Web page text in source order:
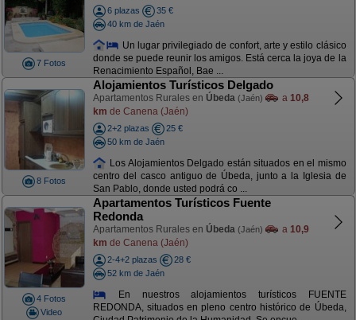
7 Fotos
6 plazas
35 €
40 km de Jaén
Un lugar privilegiado de confort, arte y estilo clásico
donde se puede reunir los amigos. Está cerca la joya de la
Renacimiento Español, Bae ...
8 Fotos
Alojamientos Turísticos Delgado
Apartamentos Rurales en Úbeda (Jaén) a 10,8
km de Canena (Jaén)
2+2 plazas
25 €
50 km de Jaén
Los Alojamientos Delgado están situados en el mismo
centro del casco antiguo de Úbeda, junto a la Iglesia de
San Pablo, donde usted podrá co ...
4 Fotos
Video
Apartamentos Turísticos Fuente
Redonda
Apartamentos Rurales en Úbeda (Jaén) a 10,9
km de Canena (Jaén)
2-4+2 plazas
28 €
52 km de Jaén
En nuestros alojamientos turísticos FUENTE
REDONDA, situados en pleno centro histórico de Úbeda,